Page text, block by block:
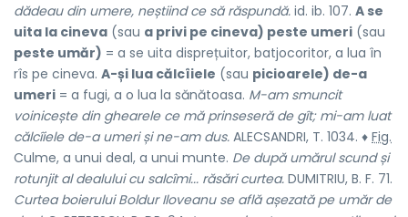
dădeau din umere, neștiind ce să răspundă. id. ib. 107. A se
uita la cineva (sau a privi pe cineva) peste umeri (sau
peste umăr) = a se uita disprețuitor, batjocoritor, a lua în
rîs pe cineva. A-și lua călcîiele (sau picioarele) de-a
umeri = a fugi, a o lua la sănătoasa. M-am smuncit
voinicește din ghearele ce mă prinseseră de gît; mi-am luat
călcîiele de-a umeri și ne-am dus. ALECSANDRI, T. 1034. ♦ Fig.
Culme, a unui deal, a unui munte. De după umărul scund și
rotunjit al dealului cu salcîmi... răsări curtea. DUMITRIU, B. F. 71.
Curtea boierului Boldur Iloveanu se află așezată pe umăr de